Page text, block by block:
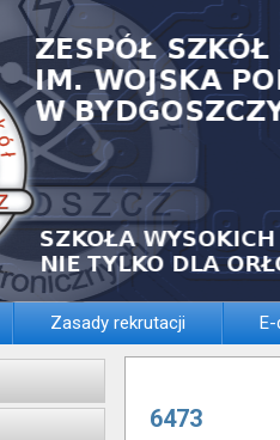
Zasady rekrutacji
6473